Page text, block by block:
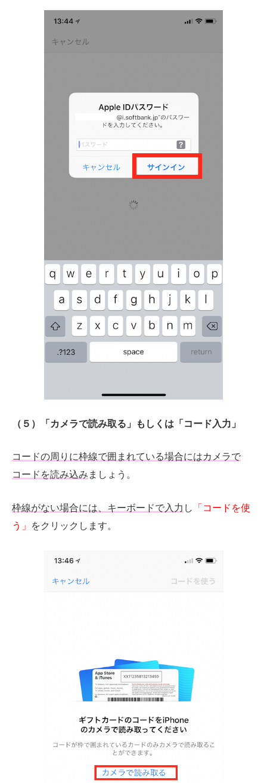
（５）「カメラで読み取る」もしくは「コード入力」
コードの周りに枠線で囲まれている場合にはカメラで
コードを読み込み ましょう。
枠線がない場合には、キーボードで入力 し
「コードを使
う」
をクリックします。